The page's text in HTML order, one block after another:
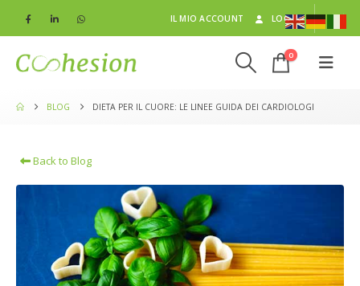
IL MIO ACCOUNT LOG IN
0
BLOG DIETA PER IL CUORE: LE LINEE GUIDA DEI CARDIOLOGI
Back to Blog